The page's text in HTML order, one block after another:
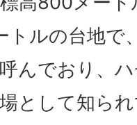
トルの台地で
んでおり、
として知ら